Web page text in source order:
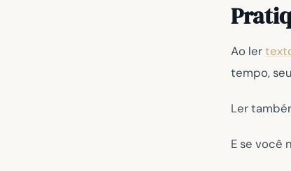
Ao ler
tempo, seu
Ler
E se você